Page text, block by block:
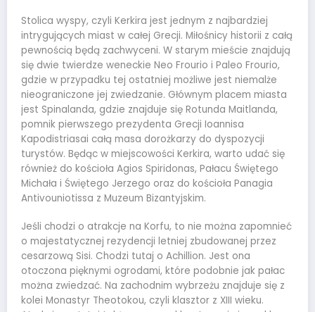
Stolica wyspy, czyli Kerkira jest jednym z najbardziej
intrygujących miast w całej Grecji. Miłośnicy historii z całą
pewnością będą zachwyceni. W starym mieście znajdują
się dwie twierdze weneckie Neo Frourio i Paleo Frourio,
gdzie w przypadku tej ostatniej możliwe jest niemalże
nieograniczone jej zwiedzanie. Głównym placem miasta
jest Spinalanda, gdzie znajduje się Rotunda Maitlanda,
pomnik pierwszego prezydenta Grecji Ioannisa
Kapodistriasai całą masa dorożkarzy do dyspozycji
turystów. Będąc w miejscowości Kerkira, warto udać się
również do kościoła Agios Spiridonas, Pałacu Świętego
Michała i Świętego Jerzego oraz do kościoła Panagia
Antivouniotissa z Muzeum Bizantyjskim.
Jeśli chodzi o atrakcje na Korfu, to nie można zapomnieć
o majestatycznej rezydencji letniej zbudowanej przez
cesarzową Sisi. Chodzi tutaj o Achillion. Jest ona
otoczona pięknymi ogrodami, które podobnie jak pałac
można zwiedzać. Na zachodnim wybrzeżu znajduje się z
kolei Monastyr Theotokou, czyli klasztor z XIII wieku.